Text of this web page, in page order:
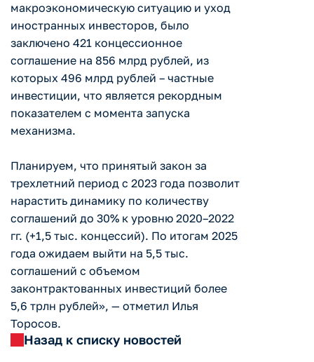
макроэкономическую ситуацию и уход
иностранных инвесторов, было
заключено 421 концессионное
соглашение на 856 млрд рублей, из
которых 496 млрд рублей – частные
инвестиции, что является рекордным
показателем с момента запуска
механизма.
Планируем, что принятый закон за
трехлетний период с 2023 года позволит
нарастить динамику по количеству
соглашений до 30% к уровню 2020–2022
гг. (+1,5 тыс. концессий). По итогам 2025
года ожидаем выйти на 5,5 тыс.
соглашений с объемом
законтрактованных инвестиций более
5,6 трлн рублей», — отметил Илья
Торосов.
Назад к списку новостей